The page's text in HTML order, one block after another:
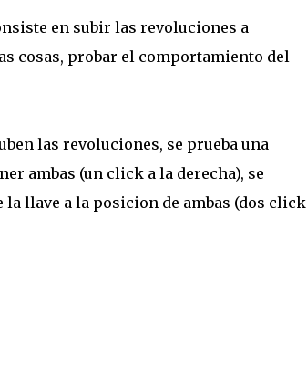
en subir las revoluciones a
cosas, probar el comportamiento del
las revoluciones, se prueba una
ambas (un click a la derecha), se
llave a la posicion de ambas (dos click